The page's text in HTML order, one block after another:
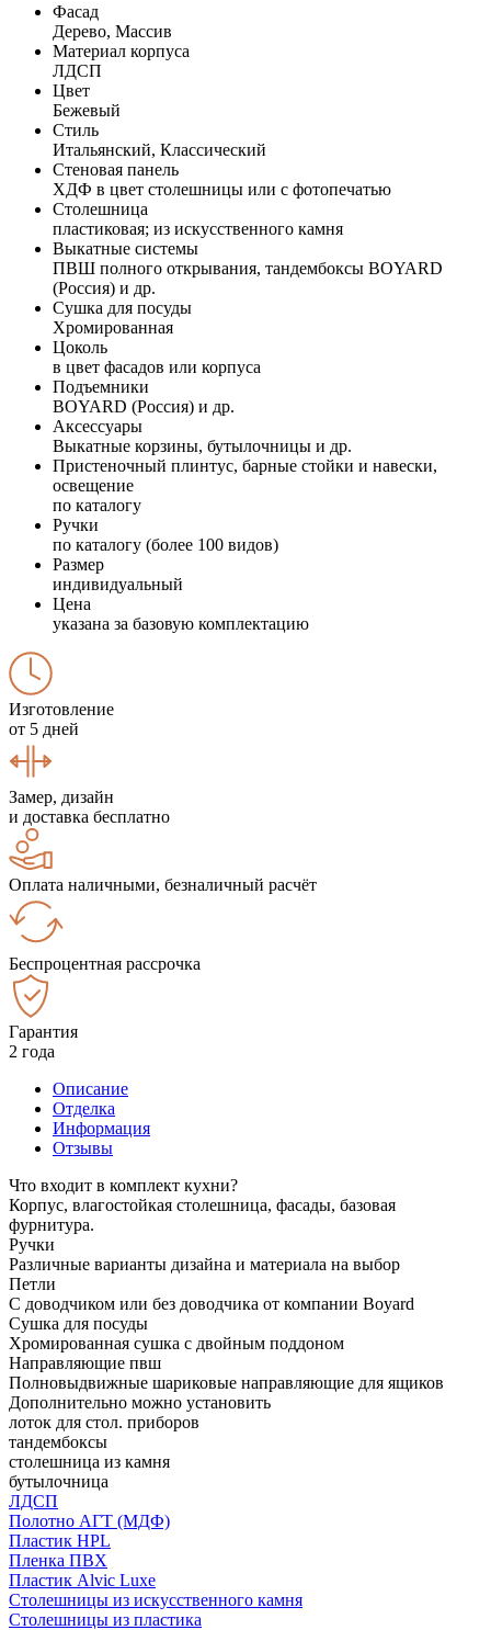
Фасад
Дерево, Массив
Материал корпуса
ЛДСП
Цвет
Бежевый
Стиль
Итальянский, Классический
Стеновая панель
ХДФ в цвет столешницы или с фотопечатью
Столешница
пластиковая; из искусственного камня
Выкатные системы
ПВШ полного открывания, тандембоксы BOYARD
(Россия) и др.
Сушка для посуды
Хромированная
Цоколь
в цвет фасадов или корпуса
Подъемники
BOYARD (Россия) и др.
Аксессуары
Выкатные корзины, бутылочницы и др.
Пристеночный плинтус, барные стойки и навески,
освещение
по каталогу
Ручки
по каталогу (более 100 видов)
Размер
индивидуальный
Цена
указана за базовую комплектацию
Изготовление
от 5 дней
Замер, дизайн
и доставка бесплатно
Оплата наличными, безналичный расчёт
Беспроцентная рассрочка
Гарантия
2 года
Описание
Отделка
Информация
Отзывы
Что входит в комплект кухни?
Корпус, влагостойкая столешница, фасады, базовая
фурнитура.
Ручки
Различные варианты дизайна и материала на выбор
Петли
С доводчиком или без доводчика от компании Boyard
Сушка для посуды
Хромированная сушка с двойным поддоном
Направляющие пвш
Полновыдвижные шариковые направляющие для ящиков
Дополнительно можно установить
лоток для стол. приборов
тандембоксы
столешница из камня
бутылочница
ЛДСП
Полотно АГТ (МДФ)
Пластик HPL
Пленка ПВХ
Пластик Alvic Luxe
Столешницы из искусственного камня
Столешницы из пластика